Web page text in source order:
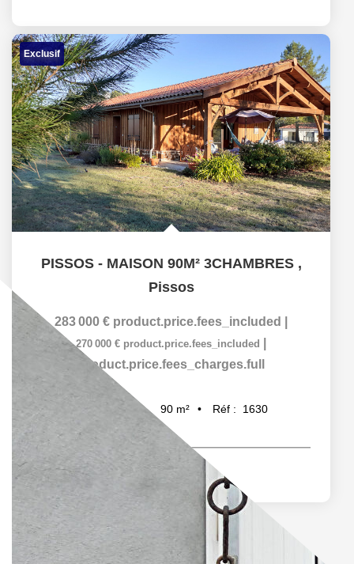
Exclusif
PISSOS - MAISON 90M² 3CHAMBRES ,
Pissos
283 000 € product.price.fees_included
270 000 € product.price.fees_included
product.price.fees_charges.full
90 m² Réf : 1630